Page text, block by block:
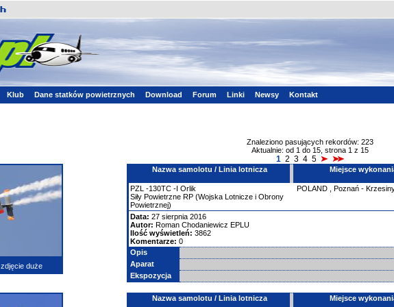
Klub Dane statków powietrznych Download Forum Linki Newsy Kontakt
Znaleziono pasujących rekordów: 223
Aktualnie: od 1 do 15, strona 1 z 15
1 2 3 4 5
zdjęcie duże
Nazwa samolotu / Linia lotnicza Miejsce
PZL -130TC -I Orlik
Siły Powietrzne RP (Wojska Lotnicze i Obrony
Powietrznej)
POLAND Poznań -
Data: 27 sierpnia 2016
Autor: Roman Chodaniewicz EPLU
Ilość wyświetleń: 3862
Komentarze: 0
Opis
Aparat
Ekspozycja
Nazwa samolotu / Linia lotnicza Miejsce